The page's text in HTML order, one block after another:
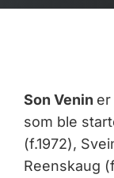
Son Venin
som ble
(f.1972),
Reenskaug